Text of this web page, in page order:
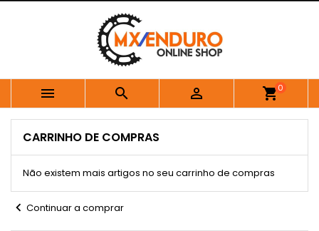
   shopping_cart0
CARRINHO DE COMPRAS
Não existem mais artigos no seu carrinho de compras
chevron_left Continuar a comprar